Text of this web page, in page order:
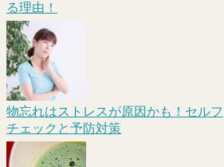
る理由！
物忘れはストレスが原因かも！セルフ
チェックと予防対策